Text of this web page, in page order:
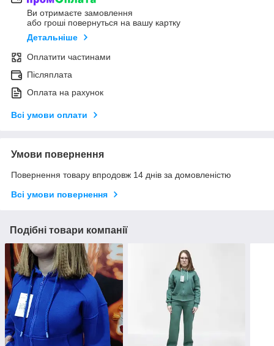
Ви отримаєте замовлення
або гроші повернуться на вашу картку
Детальніше
Оплатити частинами
Післяплата
Оплата на рахунок
Всі умови оплати
Умови повернення
Повернення товару впродовж 14 днів за домовленістю
Всі умови повернення
Подібні товари компанії